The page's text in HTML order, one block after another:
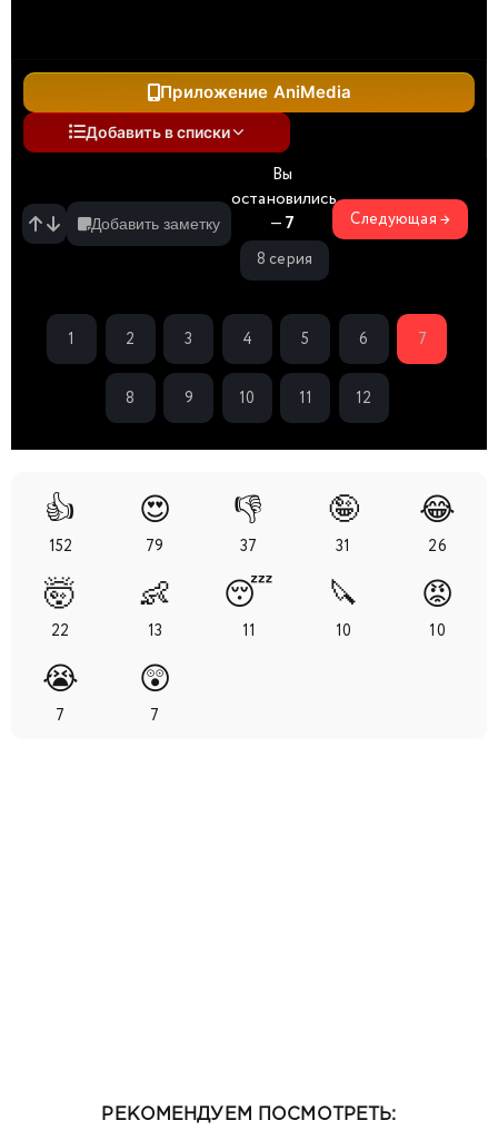
Приложение AniMedia
Добавить в списки
Добавить заметку
Вы
остановились
—7
8 серия
Следующая →
1 2 3 4 5 6 7
8 9 10 11 12
👍
152
😍
79
👎
37
🤪
31
😂
26
🤯
22
👶
13
😴
11
🔪
10
😡
10
😭
7
😲
7
РЕКОМЕНДУЕМ ПОСМОТРЕТЬ: